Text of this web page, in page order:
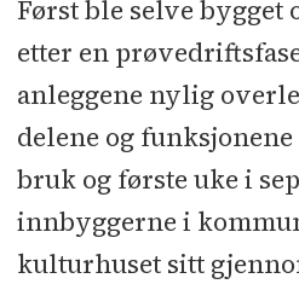
Først ble selve
etter en
anleggene nylig
delene og
bruk og første uke i
innbyggerne i
kulturhuset sitt